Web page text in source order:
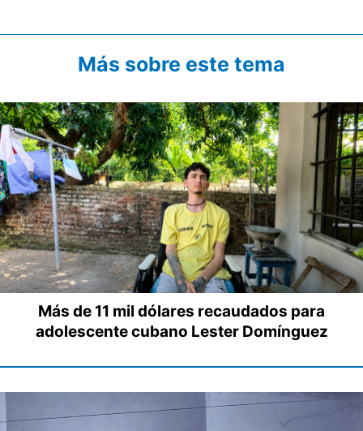
Más sobre este tema
Más de 11 mil dólares recaudados para
adolescente cubano Lester Domínguez